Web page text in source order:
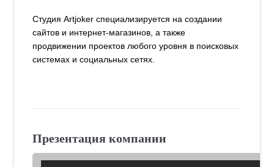
Студия Artjoker специализируется на создании
сайтов и интернет-магазинов, а также
продвижении проектов любого уровня в поисковых
системах и социальных сетях.
Презентация компании